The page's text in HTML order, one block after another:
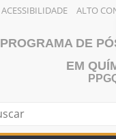
ACESSIBILIDADE ALTO
PROGRAMA DE
EM